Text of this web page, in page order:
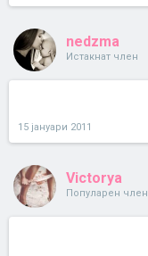
nedzma
Истакнат член
15 јануари 2011
Victorya
Популарен член